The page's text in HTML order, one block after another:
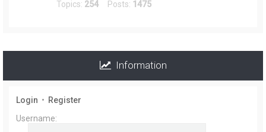
Topics: 254 Posts: 1475
Information
Login • Register
Username: